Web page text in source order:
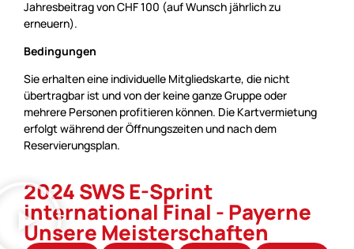
Jahresbeitrag von CHF 100 (auf Wunsch jährlich zu
erneuern).
Bedingungen
Sie erhalten eine individuelle Mitgliedskarte, die nicht
übertragbar ist und von der keine ganze Gruppe oder
mehrere Personen profitieren können. Die Kartvermietung
erfolgt während der Öffnungszeiten und nach dem
Reservierungsplan.
2024 SWS E-Sprint
international Final - Payerne
Unsere Meisterschaften